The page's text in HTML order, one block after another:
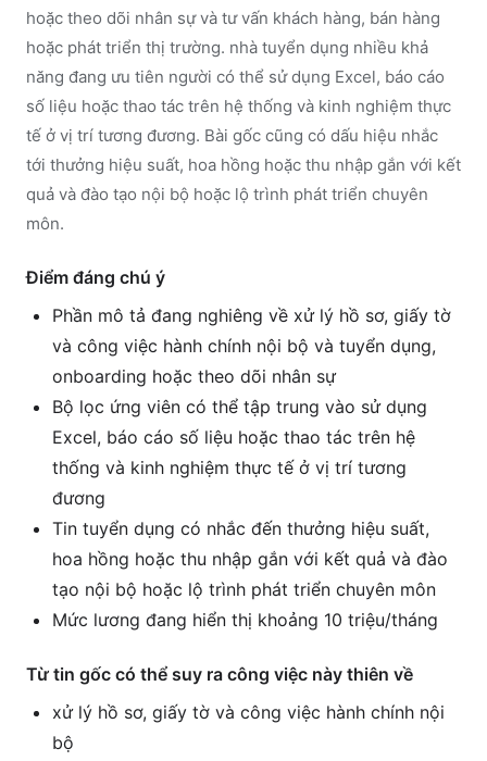
hoặc theo dõi nhân sự và tư vấn khách hàng, bán hàng
hoặc phát triển thị trường. nhà tuyển dụng nhiều khả
năng đang ưu tiên người có thể sử dụng Excel, báo cáo
số liệu hoặc thao tác trên hệ thống và kinh nghiệm thực
tế ở vị trí tương đương. Bài gốc cũng có dấu hiệu nhắc
tới thưởng hiệu suất, hoa hồng hoặc thu nhập gắn với kết
quả và đào tạo nội bộ hoặc lộ trình phát triển chuyên
môn.
Điểm đáng chú ý
Phần mô tả đang nghiêng về xử lý hồ sơ, giấy tờ
và công việc hành chính nội bộ và tuyển dụng,
onboarding hoặc theo dõi nhân sự
Bộ lọc ứng viên có thể tập trung vào sử dụng
Excel, báo cáo số liệu hoặc thao tác trên hệ
thống và kinh nghiệm thực tế ở vị trí tương
đương
Tin tuyển dụng có nhắc đến thưởng hiệu suất,
hoa hồng hoặc thu nhập gắn với kết quả và đào
tạo nội bộ hoặc lộ trình phát triển chuyên môn
Mức lương đang hiển thị khoảng 10 triệu/tháng
Từ tin gốc có thể suy ra công việc này thiên về
xử lý hồ sơ, giấy tờ và công việc hành chính nội
bộ